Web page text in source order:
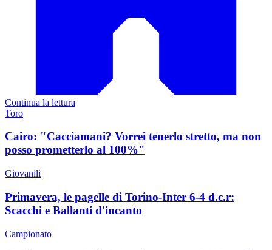
Continua la lettura
Toro
Cairo: "Cacciamani? Vorrei tenerlo stretto, ma non
posso prometterlo al 100%"
Giovanili
Primavera, le pagelle di Torino-Inter 6-4 d.c.r:
Scacchi e Ballanti d'incanto
Campionato